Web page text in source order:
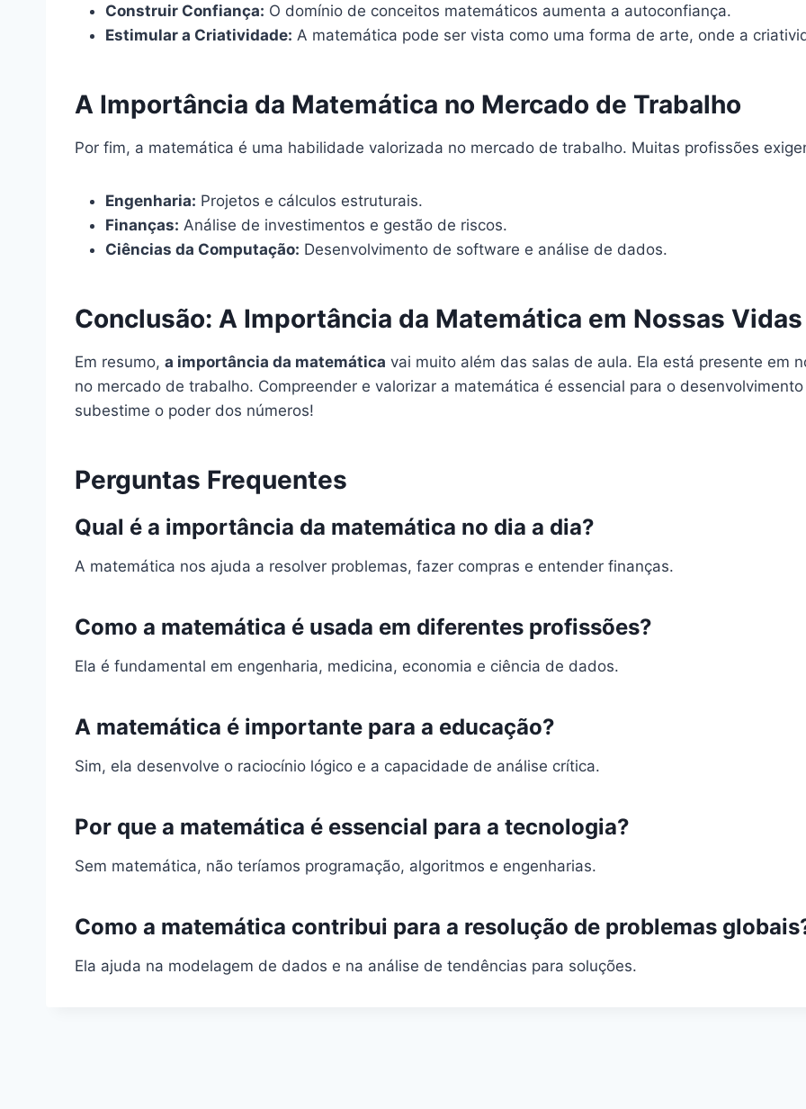
Construir Confiança: O domínio de conceitos matemáticos aumenta a autoconfiança.
Estimular a Criatividade: A matemática pode ser vista como uma forma de arte, onde a
A Importância da Matemática no Mercado de Trabalho
Por fim, a matemática é uma habilidade valorizada no mercado de trabalho. Muitas profissões
Engenharia: Projetos e cálculos estruturais.
Finanças: Análise de investimentos e gestão de riscos.
Ciências da Computação: Desenvolvimento de software e análise de dados.
Conclusão: A Importância da Matemática em Nossas Vidas
Em resumo, a importância da matemática vai muito além das salas de aula. Ela está presente em
no mercado de trabalho. Compreender e valorizar a matemática é essencial para o
subestime o poder dos números!
Perguntas Frequentes
Qual é a importância da matemática no dia a dia?
A matemática nos ajuda a resolver problemas, fazer compras e entender finanças.
Como a matemática é usada em diferentes profissões?
Ela é fundamental em engenharia, medicina, economia e ciência de dados.
A matemática é importante para a educação?
Sim, ela desenvolve o raciocínio lógico e a capacidade de análise crítica.
Por que a matemática é essencial para a tecnologia?
Sem matemática, não teríamos programação, algoritmos e engenharias.
Como a matemática contribui para a resolução de problemas
Ela ajuda na modelagem de dados e na análise de tendências para soluções.